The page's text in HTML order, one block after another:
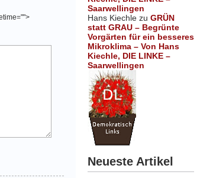
Saarwellingen
Hans Kiechle zu GRÜN
statt GRAU – Begrünte
Vorgärten für ein besseres
Mikroklima – Von Hans
Kiechle, DIE LINKE –
Saarwellingen
Neueste Artikel